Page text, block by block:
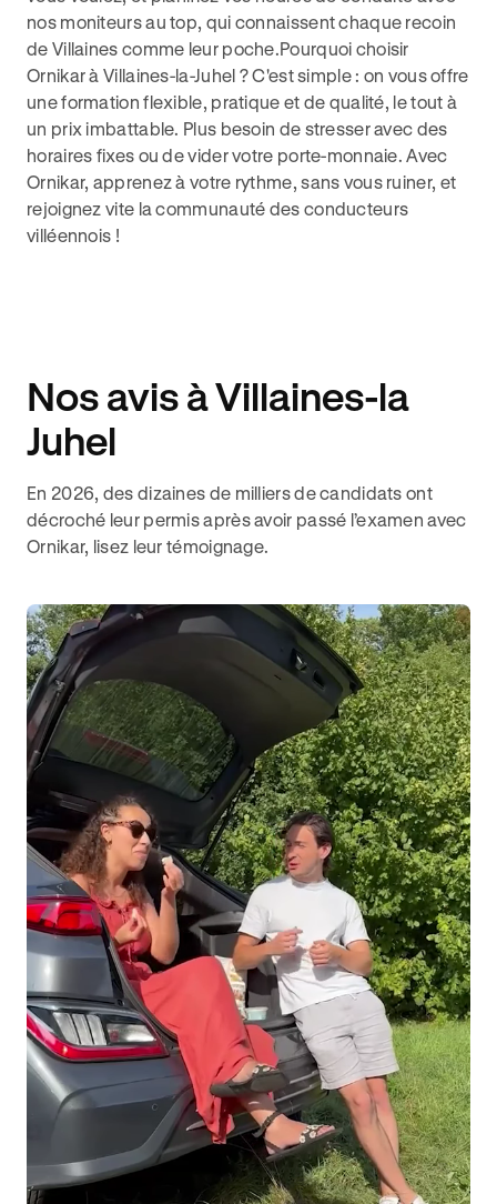
nos moniteurs au top, qui connaissent chaque recoin
de Villaines comme leur poche.Pourquoi choisir
Ornikar à Villaines-la-Juhel ? C'est simple : on vous offre
une formation flexible, pratique et de qualité, le tout à
un prix imbattable. Plus besoin de stresser avec des
horaires fixes ou de vider votre porte-monnaie. Avec
Ornikar, apprenez à votre rythme, sans vous ruiner, et
rejoignez vite la communauté des conducteurs
villéennois !
Nos avis à Villaines-la
Juhel
En 2026, des dizaines de milliers de candidats ont
décroché leur permis après avoir passé l’examen avec
Ornikar, lisez leur témoignage.